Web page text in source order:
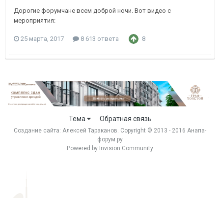
Дорогие форумчане всем доброй ночи. Вот видео с
мероприятия:
25 марта, 2017 8 613 ответа 8
Тема Обратная связь
Создание сайта: Алексей Тараканов . Copyright © 2013 - 2016 Анапа-
форум.ру
Powered by Invision Community